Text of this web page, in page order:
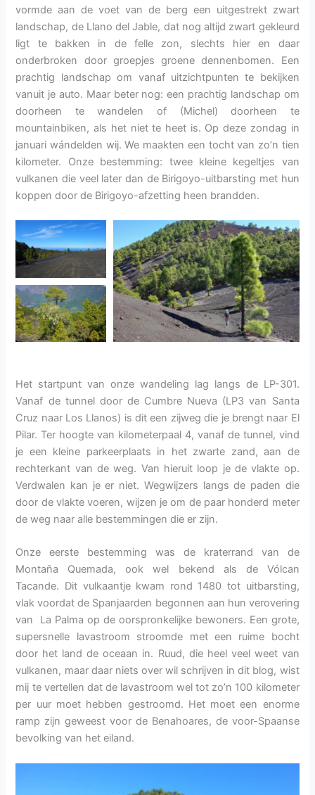
vormde aan de voet van de berg een uitgestrekt zwart
landschap, de Llano del Jable, dat nog altijd zwart gekleurd
ligt te bakken in de felle zon, slechts hier en daar
onderbroken door groepjes groene dennenbomen. Een
prachtig landschap om vanaf uitzichtpunten te bekijken
vanuit je auto. Maar beter nog: een prachtig landschap om
doorheen te wandelen of (Michel) doorheen te
mountainbiken, als het niet te heet is. Op deze zondag in
januari wándelden wij. We maakten een tocht van zo’n tien
kilometer. Onze bestemming: twee kleine kegeltjes van
vulkanen die veel later dan de Birigoyo-uitbarsting met hun
koppen door de Birigoyo-afzetting heen brandden.
Het startpunt van onze wandeling lag langs de LP-301.
Vanaf de tunnel door de Cumbre Nueva (LP3 van Santa
Cruz naar Los Llanos) is dit een zijweg die je brengt naar El
Pilar. Ter hoogte van kilometerpaal 4, vanaf de tunnel, vind
je een kleine parkeerplaats in het zwarte zand, aan de
rechterkant van de weg. Van hieruit loop je de vlakte op.
Verdwalen kan je er niet. Wegwijzers langs de paden die
door de vlakte voeren, wijzen je om de paar honderd meter
de weg naar alle bestemmingen die er zijn.
Onze eerste bestemming was de kraterrand van de
Montaña Quemada, ook wel bekend als de Vólcan
Tacande. Dit vulkaantje kwam rond 1480 tot uitbarsting,
vlak voordat de Spanjaarden begonnen aan hun verovering
van La Palma op de oorspronkelijke bewoners. Een grote,
supersnelle lavastroom stroomde met een ruime bocht
door het land de oceaan in. Ruud, die heel veel weet van
vulkanen, maar daar niets over wil schrijven in dit blog, wist
mij te vertellen dat de lavastroom wel tot zo’n 100 kilometer
per uur moet hebben gestroomd. Het moet een enorme
ramp zijn geweest voor de Benahoares, de voor-Spaanse
bevolking van het eiland.